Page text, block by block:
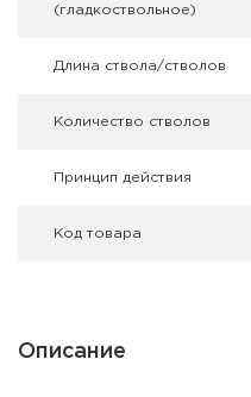
(гладкоствольное)
Длина ствола/стволов
Количество стволов
Принцип действия
Код товара
Описание